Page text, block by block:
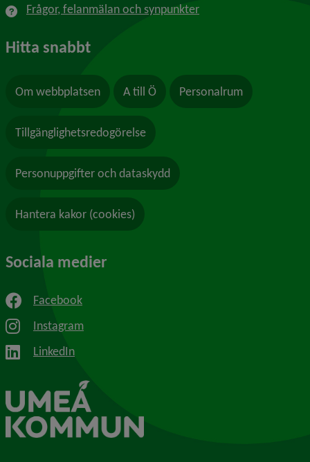
Frågor, felanmälan och synpunkter
Hitta snabbt
Om webbplatsen A till Ö Personalrum
Tillgänglighetsredogörelse
Personuppgifter och dataskydd
Hantera kakor (cookies)
Sociala medier
Facebook
Instagram
LinkedIn